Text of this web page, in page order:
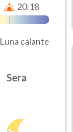
20:18
Luna calante
Sera